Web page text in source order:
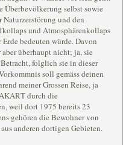
Überbevölkerung selbst sowie
und den
und Atmosphärenkollaps
bedeuten würde. Davon
überhaupt nicht; ja, sie
folglich sie in dieser
soll gemäss deinen
meiner Grossen Reise, ja
durch die
weil dort 1975 bereits 23
gehören die Bewohner von
anderen dortigen Gebieten.